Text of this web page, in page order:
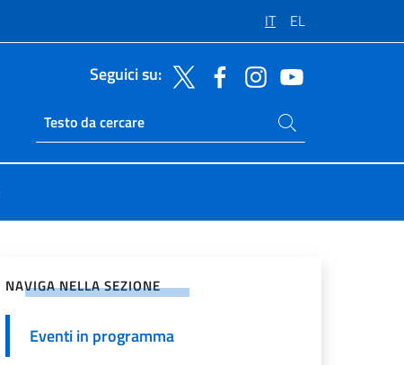
IT EL
Seguici su:
Ricerca sito live
Cerca nel sito
NAVIGA NELLA SEZIONE
Eventi in programma